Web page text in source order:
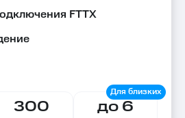
FTTX
300 до 6